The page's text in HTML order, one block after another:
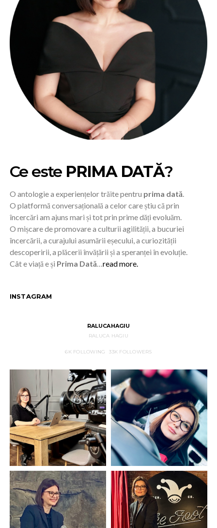
Ce este PRIMA DATĂ?
O antologie a experiențelor trăite pentru prima dată.
O platformă conversațională a celor care știu că prin
încercări am ajuns mari și tot prin prime dăți evoluăm.
O mișcare de promovare a culturii agilității, a bucuriei
încercării, a curajului asumării eșecului, a curiozității
descoperirii, a plăcerii învățării și a speranței în evoluție.
Cât e viață e și Prima Dată…read more.
INSTAGRAM
RALUCAHAGIU
RALUCA HAGIU
6KFOLLOWING 33K FOLLOWERS